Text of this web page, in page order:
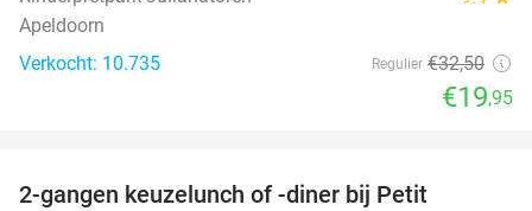
Apeldoorn
Verkocht: 10.735
Regulier €32,50
€19,95
2-gangen keuzelunch of -diner bij Petit